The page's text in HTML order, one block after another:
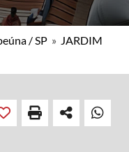
/ SP » JARDIM